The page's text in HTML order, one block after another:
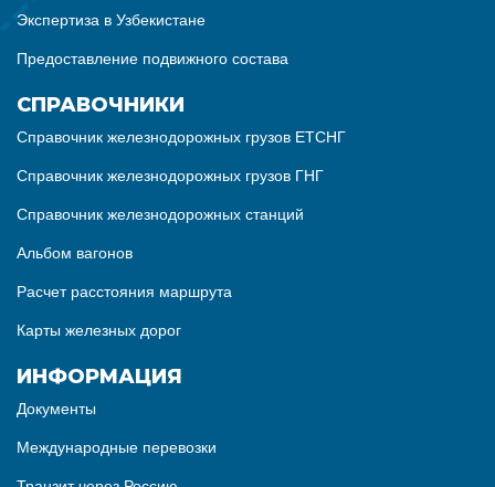
Экспертиза в Узбекистане
Предоставление подвижного состава
СПРАВОЧНИКИ
Справочник железнодорожных грузов ЕТСНГ
Справочник железнодорожных грузов ГНГ
Справочник железнодорожных станций
Альбом вагонов
Расчет расстояния маршрута
Карты железных дорог
ИНФОРМАЦИЯ
Документы
Международные перевозки